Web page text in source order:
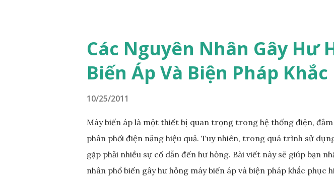
máy điện cũng có sử dụng tủ ATS. Các tủ ATS lớn hơn ứng
hoặc nhà máy điện không đề cập trong bài viết này. Đây là chức
Ngoài ra, tủ chuyển đổi nguồn tự động (ATS) thường có chức
Các Nguyên Nhân Gây Hư
Biến Áp Và Biện Pháp Khắc
10/25/2011
Máy biến áp là một thiết bị quan trọng trong hệ thống điện,
phân phối điện năng hiệu quả. Tuy nhiên, trong quá trình sử
gặp phải nhiều sự cố dẫn đến hư hỏng. Bài viết này sẽ giúp bạn
nhân phổ biến gây hư hỏng máy biến áp và biện pháp khắc phục